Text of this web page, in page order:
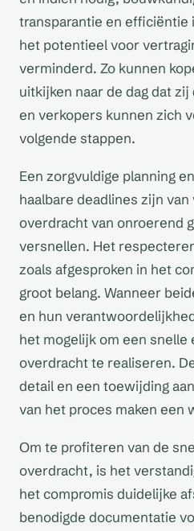
transparantie en efficiëntie
het potentieel voor
verminderd. Zo kunnen
uitkijken naar de dag dat
en verkopers kunnen zich
volgende stappen.
Een zorgvuldige planning
haalbare deadlines zijn van
overdracht van onroerend
versnellen. Het
zoals afgesproken in het
groot belang. Wanneer
en hun
het mogelijk om een snelle
overdracht te realiseren.
detail en een toewijding
van het proces maken een
Om te profiteren van de
overdracht, is het
het compromis duidelijke
benodigde documentatie